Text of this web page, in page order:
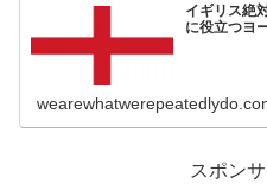
イギリス絶
に役立つヨ
スポン